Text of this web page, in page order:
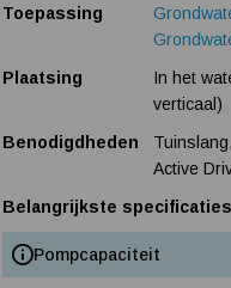
Toepassing
Plaatsing
In het
verticaal)
Benodigdheden
Active
Belangrijkste specificaties
Pompcapaciteit